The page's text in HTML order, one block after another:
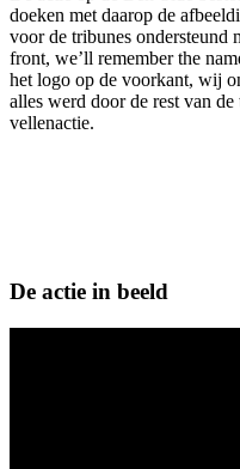
doeken met daarop de
voor de tribunes ondersteund
front, we’ll remember the
het logo op de voorkant, wij
alles werd door de rest van
vellenactie.
De actie in beeld